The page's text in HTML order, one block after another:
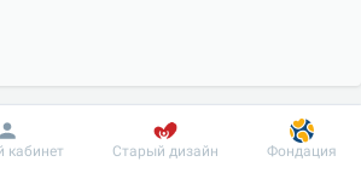
Информация Пациенту
кабинет Старый дизайн Фондация